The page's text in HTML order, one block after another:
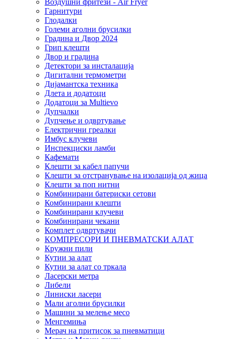
Гарнитури
Глодалки
Големи аголни брусилки
Градина и Двор 2024
Грип клешти
Двор и градина
Детектори за инсталација
Дигитални термометри
Дијамантска техника
Длета и додатоци
Додатоци за Multievo
Дупчалки
Дупчење и одвртување
Електрични греалки
Имбус клучеви
Инспекциски ламби
Кафемати
Клешти за кабел папучи
Клешти за отстранување на изолација од жица
Клешти за поп нитни
Комбинирани батериски сетови
Комбинирани клешти
Комбинирани клучеви
Комбинирани чекани
Комплет одвртувачи
КОМПРЕСОРИ И ПНЕВМАТСКИ АЛАТ
Кружни пили
Кутии за алат
Кутии за алат со тркала
Ласерски метра
Либели
Линиски ласери
Мали аголни брусилки
Машини за мелење месо
Менгемиња
Мерач на притисок за пневматици